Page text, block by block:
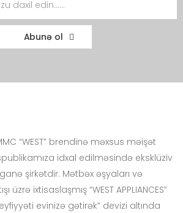
Abunə ol
MMC “WEST” brendinə məxsus məişət
idxal edilməsində eksklüziv
şirkətdir. Mətbəx əşyaları və
üzrə ixtisaslaşmış “WEST APPLIANCES”
evinizə gətirək” devizi altında